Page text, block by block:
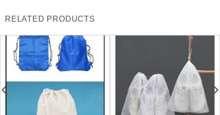
RELATED PRODUCTS